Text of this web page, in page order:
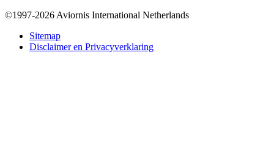
Bottom
©1997-2026 Aviornis International Netherlands
Sitemap
Disclaimer en Privacyverklaring